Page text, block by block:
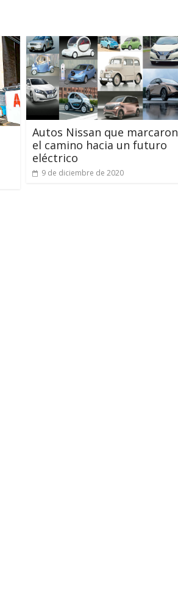
Autos Nissan que marcaron
el camino hacia un futuro
eléctrico
9 de diciembre de 2020